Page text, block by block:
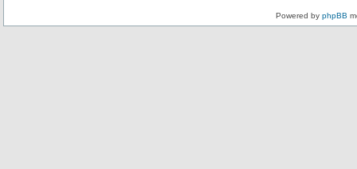
Powered by phpBB